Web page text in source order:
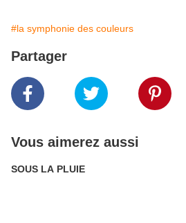
#la symphonie des couleurs
Partager
Vous aimerez aussi
SOUS LA PLUIE